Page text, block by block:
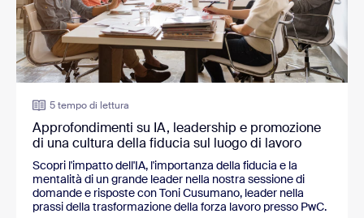
5 tempo di lettura
Approfondimenti su IA, leadership e promozione
di una cultura della fiducia sul luogo di lavoro
Scopri l'impatto dell'IA, l'importanza della fiducia e la
mentalità di un grande leader nella nostra sessione di
domande e risposte conToni Cusumano, leader nella
prassi della trasformazione della forza lavoro presso PwC.